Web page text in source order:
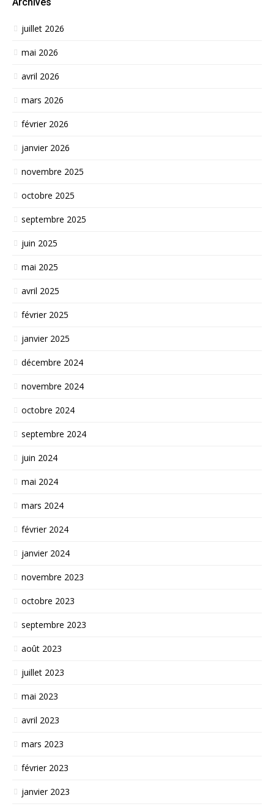
juillet 2026
mai 2026
avril 2026
mars 2026
février 2026
janvier 2026
novembre 2025
octobre 2025
septembre 2025
juin 2025
mai 2025
avril 2025
février 2025
janvier 2025
décembre 2024
novembre 2024
octobre 2024
septembre 2024
juin 2024
mai 2024
mars 2024
février 2024
janvier 2024
novembre 2023
octobre 2023
septembre 2023
août 2023
juillet 2023
mai 2023
avril 2023
mars 2023
février 2023
janvier 2023